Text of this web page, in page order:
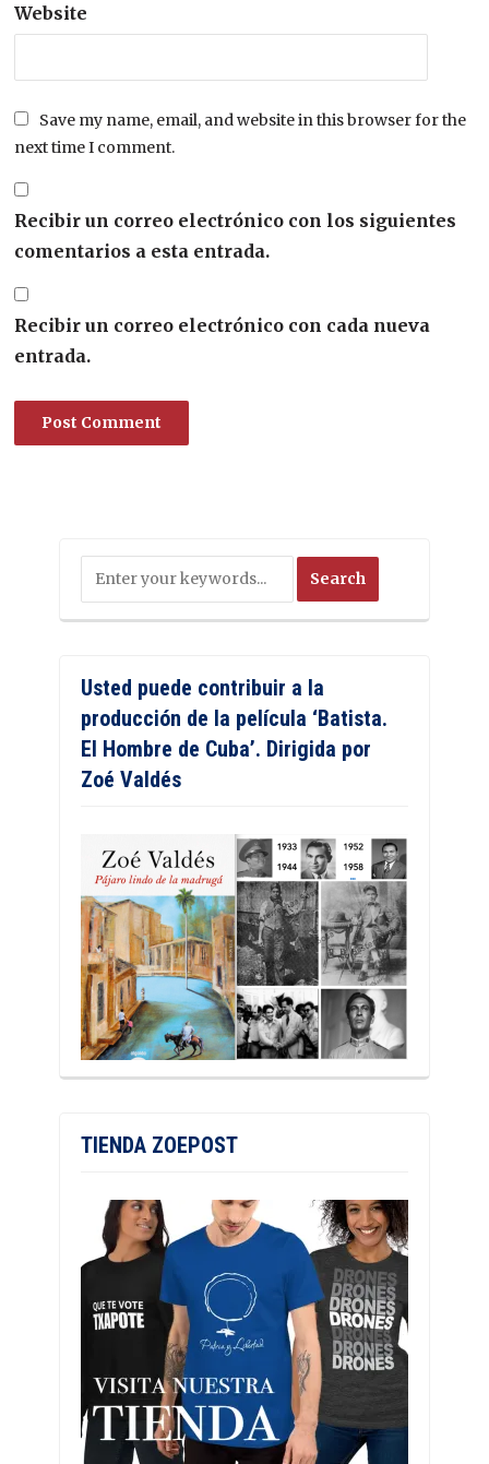
Website
Save my name, email, and website in this browser for the
next time I comment.
Recibir un correo electrónico con los siguientes
comentarios a esta entrada.
Recibir un correo electrónico con cada nueva
entrada.
Usted puede contribuir a la
producción de la película ‘Batista.
El Hombre de Cuba’. Dirigida por
Zoé Valdés
TIENDA ZOEPOST